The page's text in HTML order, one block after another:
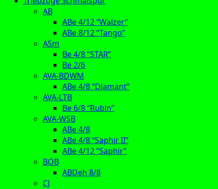
AB
ABe 4/12 “Walzer”
ABe 8/12 “Tango”
ASm
Be 4/8 “STAR”
Be 2/6
AVA-BDWM
ABe 4/8 “Diamant”
AVA-LTB
Be 6/8 “Rubin”
AVA-WSB
ABe 4/8
ABe 4/8 “Saphir II”
ABe 4/12 “Saphir”
BOB
ABDeh 8/8
CJ